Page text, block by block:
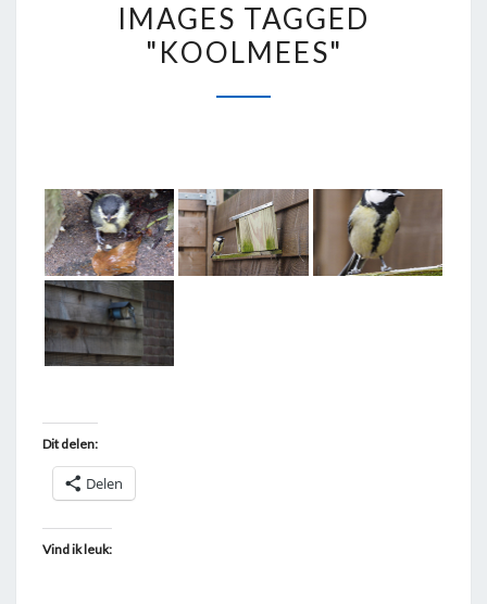
M
A
A
G
G
IMAGES TAGGED
"KOOLMEES"
Dit delen:
Delen
Vind ik leuk: